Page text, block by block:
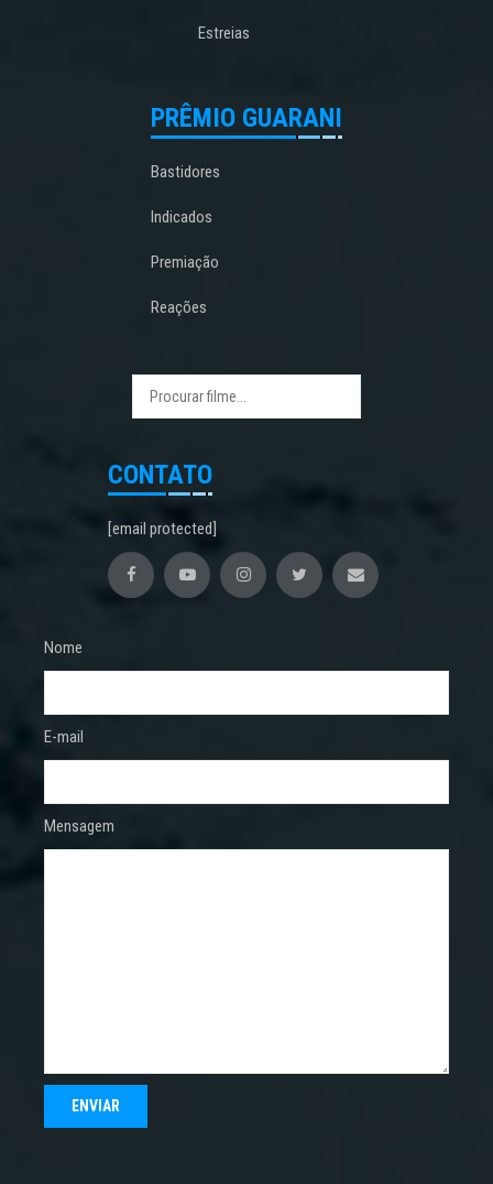
Estreias
PRÊMIO GUARANI
Bastidores
Indicados
Premiação
Reações
CONTATO
[email protected]
Nome
E-mail
Mensagem